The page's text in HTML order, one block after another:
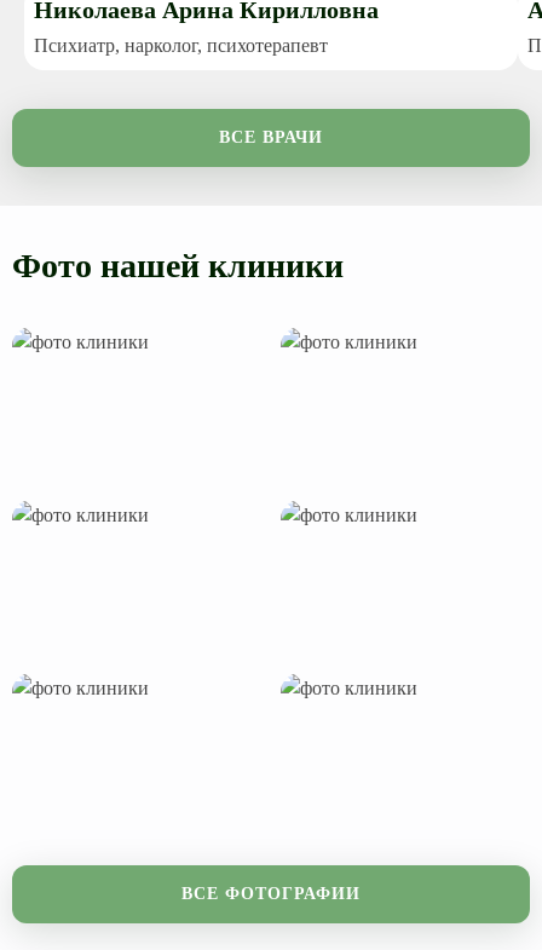
Николаева Арина Кирилловна
Психиатр, нарколог, психотерапевт
ВСЕ ВРАЧИ
Фото нашей клиники
ВСЕ ФОТОГРАФИИ